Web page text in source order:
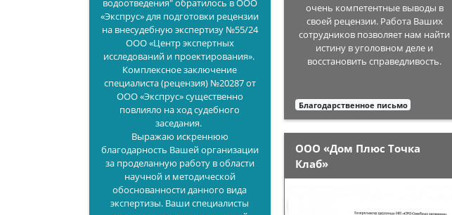
водоотведения" обратилось в ООО
«Экспрус» для подготовки рецензии
на внесудебную экспертизу №55/24
ООО «Центр экспертных
исследований и проектирования».
Комплексное заключение
специалиста (рецензия) №20287 от
ООО «Экспрус» существенно
повлияло на ход судебного
заседания.
Выражаю искреннюю
благодарность Вашей организации
за проделанную работу в области
научной и методической
обоснованности данного вида
экспертизы. Ваши специалисты
очень компетентные выводы в
своей рецензии. Работа Ваших
сотрудников позволяет нам найти
истину в уголовном деле и
восстановить справедливость.
Благодарственное письмо
ООО «Дом Плюс Точка
Клаб»